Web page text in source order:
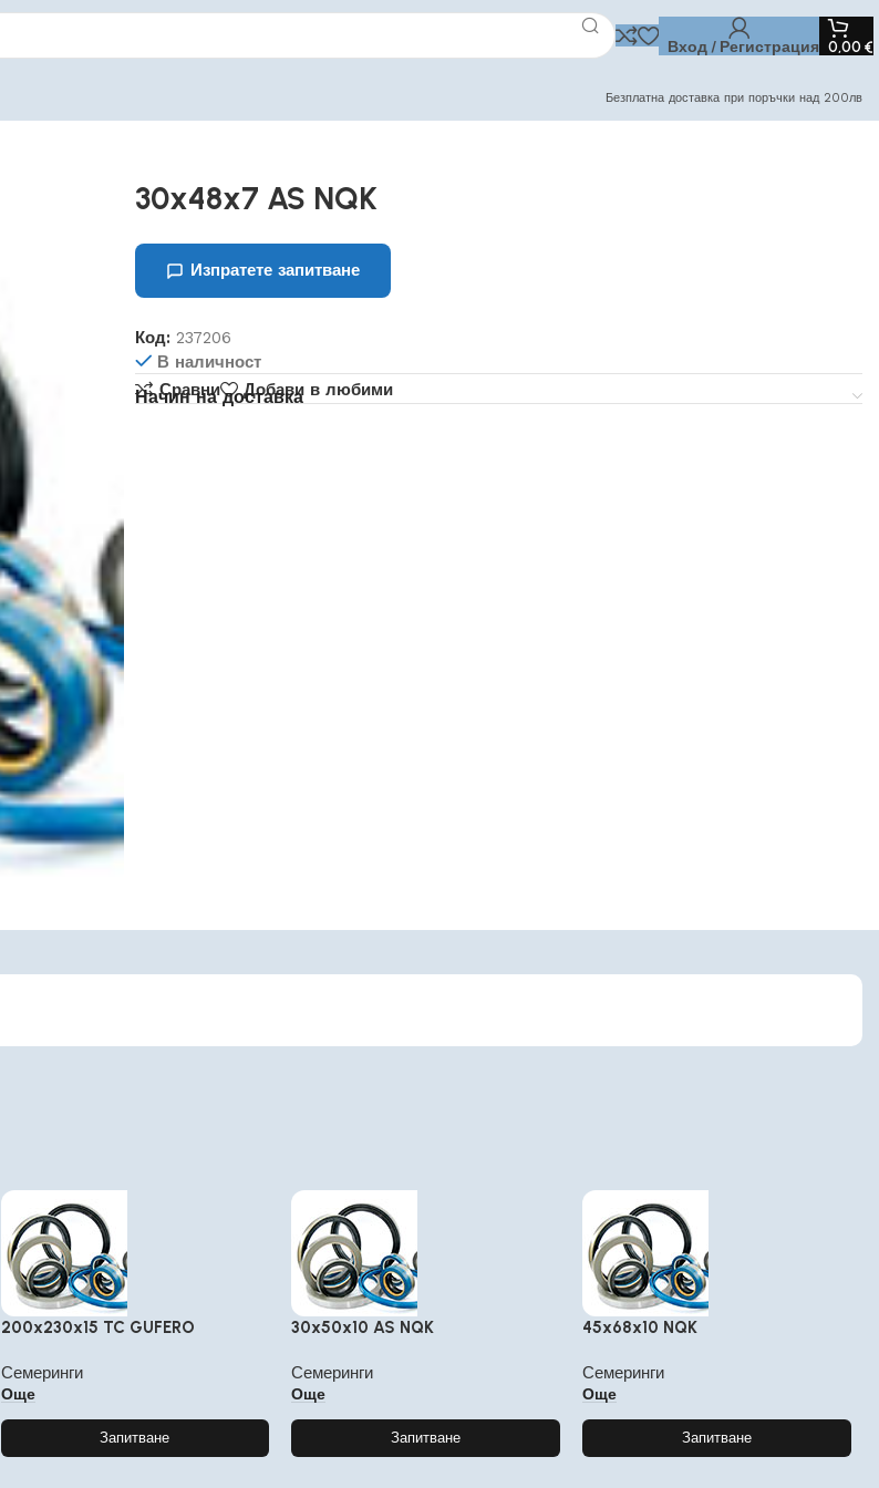
Вход / Регистрация 0,00 €
Безплатна доставка при поръчки над 200лв
30x48x7 AS NQK
Изпратете запитване
Код: 237206
В наличност
Сравни
Добави в любими
Начин на доставка
200x230x15 TC GUFERO
Семеринги
Още
Запитване
30x50x10 AS NQK
Семеринги
Още
Запитване
45x68x10 NQK
Семеринги
Още
Запитване